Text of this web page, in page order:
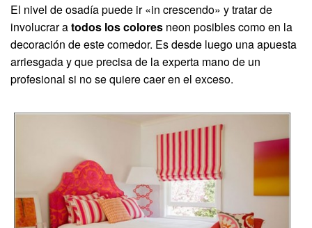
El nivel de osadía puede ir «in crescendo» y tratar de
involucrar atodos los colores neon posibles como en la
decoración de este comedor. Es desde luego una apuesta
arriesgada y que precisa de la experta mano de un
profesional si no se quiere caer en el exceso.